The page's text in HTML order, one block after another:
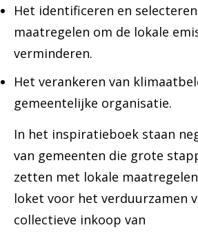
Het identificeren en
maatregelen om de lokale
verminderen.
Het verankeren van
gemeentelijke organisatie.
In het inspiratieboek staan
van gemeenten die grote
zetten met lokale
loket voor het verduurzamen
collectieve inkoop van